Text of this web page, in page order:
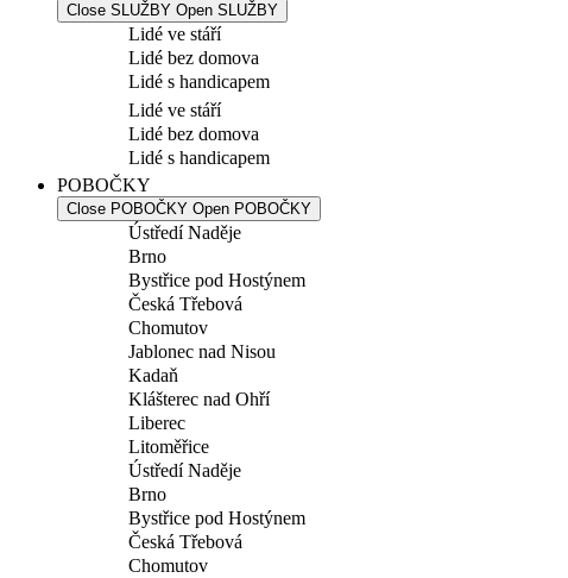
Close SLUŽBY Open SLUŽBY
Lidé ve stáří
Lidé bez domova
Lidé s handicapem
Lidé ve stáří
Lidé bez domova
Lidé s handicapem
POBOČKY
Close POBOČKY Open POBOČKY
Ústředí Naděje
Brno
Bystřice pod Hostýnem
Česká Třebová
Chomutov
Jablonec nad Nisou
Kadaň
Klášterec nad Ohří
Liberec
Litoměřice
Ústředí Naděje
Brno
Bystřice pod Hostýnem
Česká Třebová
Chomutov